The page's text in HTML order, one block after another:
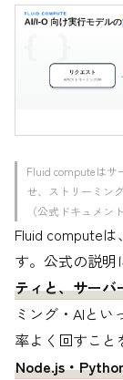
Fluid computeはサ
せ、ストリーミン
（公式ドキュメン
Fluid compute
す。公式の説明
ティと、サーバ
ミング・AIと
率よく回すこと
Node.js・